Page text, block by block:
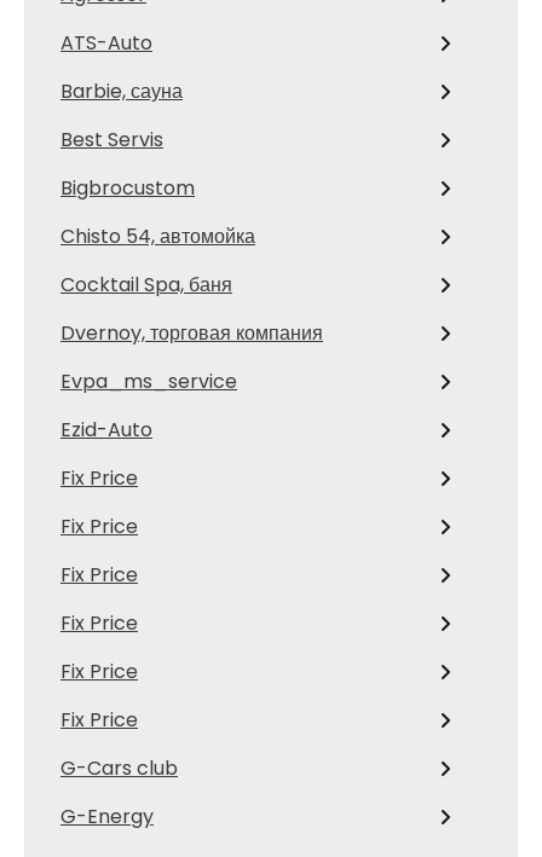
ATS-Auto
Barbie, сауна
Best Servis
Bigbrocustom
Chisto 54, автомойка
Cocktail Spa, баня
Dvernoy, торговая компания
Evpa_ms_service
Ezid-Auto
Fix Price
Fix Price
Fix Price
Fix Price
Fix Price
Fix Price
G-Cars club
G-Energy